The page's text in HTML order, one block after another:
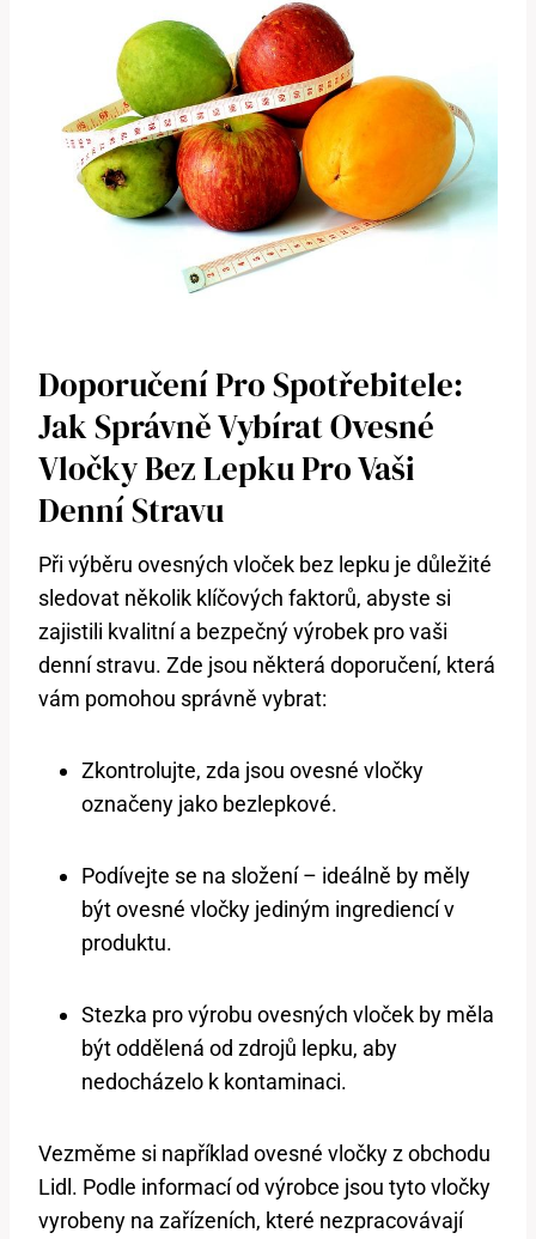
Doporučení Pro Spotřebitele:
Jak Správně Vybírat Ovesné
Vločky Bez Lepku Pro Vaši
Denní Stravu
Při výběru ovesných vloček bez lepku je důležité
sledovat několik klíčových faktorů, abyste si
zajistili kvalitní a bezpečný výrobek pro vaši
denní stravu. Zde jsou některá doporučení, která
vám pomohou správně vybrat:
Zkontrolujte, zda jsou ovesné vločky
označeny jako bezlepkové.
Podívejte se na složení – ideálně by měly
být ovesné vločky jediným ingrediencí v
produktu.
Stezka pro výrobu ovesných vloček by měla
být oddělená od zdrojů lepku, aby
nedocházelo k kontaminaci.
Vezměme si například ovesné vločky z obchodu
Lidl. Podle informací od výrobce jsou tyto vločky
vyrobeny na zařízeních, které nezpracovávají